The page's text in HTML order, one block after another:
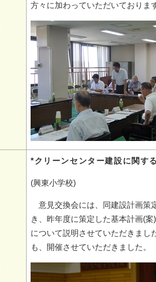
方々に加わっていただいておりま
*クリーンセンター建設に関す
(興東小学校)
意見交換会には、同建設計画策
き、昨年度に策定した基本計画(
について説明させていただきまし
も、開催させていただきました。